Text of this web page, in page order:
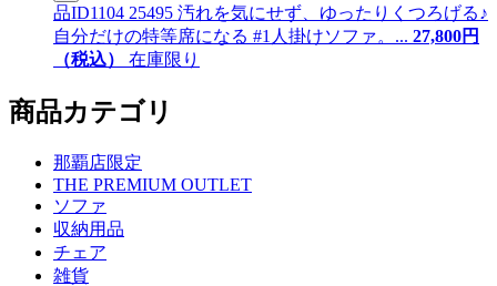
品ID1104 25495 汚れを気にせず、ゆったりくつろげる♪
自分だけの特等席になる #1人掛けソファ。... 27,800円
（税込）
在庫限り
商品カテゴリ
那覇店限定
THE PREMIUM OUTLET
ソファ
収納用品
チェア
雑貨